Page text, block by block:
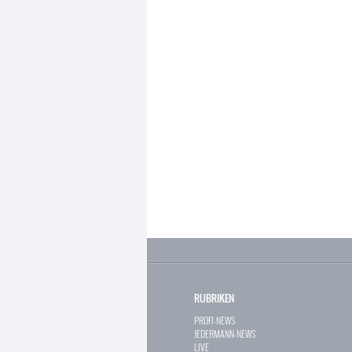
RUBRIKEN
PROFI-NEWS
JEDERMANN-NEWS
LIVE